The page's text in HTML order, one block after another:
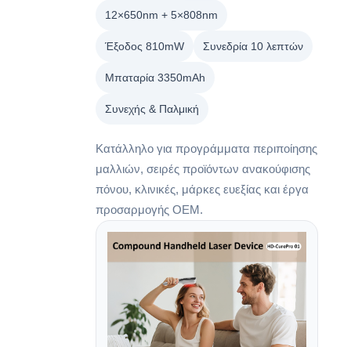
12×650nm + 5×808nm
Έξοδος 810mW Συνεδρία 10 λεπτών
Μπαταρία 3350mAh
Συνεχής & Παλμική
Κατάλληλο για προγράμματα περιποίησης
μαλλιών, σειρές προϊόντων ανακούφισης
πόνου, κλινικές, μάρκες ευεξίας και έργα
προσαρμογής OEM.